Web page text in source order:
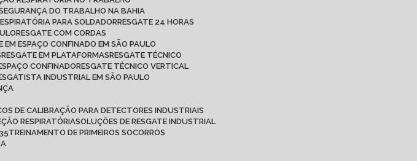
SEGURANÇA DO TRABALHO NA BAHIA
PARA SOLDADOR RESGATE 24 HORAS
RESGATE COM CORDAS
EM ESPAÇO CONFINADO EM SÃO PAULO
RESGATE EM PLATAFORMAS RESGATE TÉCNICO
CONFINADO RESGATE TÉCNICO VERTICAL
INDUSTRIAL EM SÃO PAULO
DE CALIBRAÇÃO PARA DETECTORES INDUSTRIAIS
RESPIRATÓRIA SOLUÇÕES DE RESGATE INDUSTRIAL
TREINAMENTO DE PRIMEIROS SOCORROS